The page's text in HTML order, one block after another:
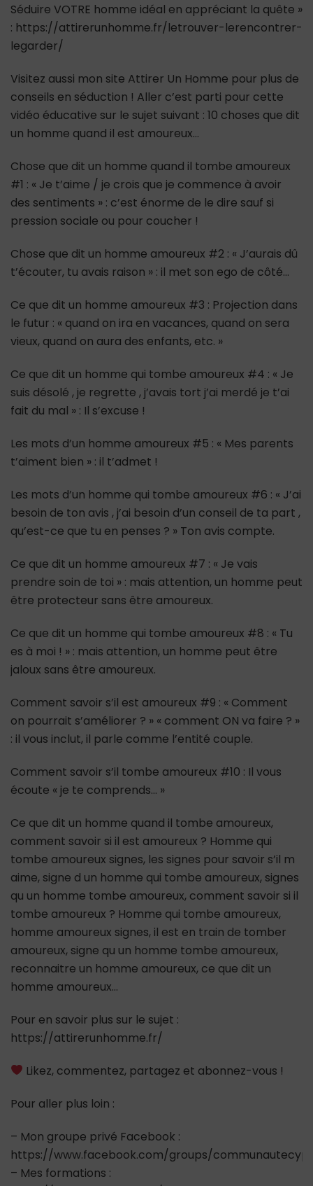
Séduire VOTRE homme idéal en appréciant la quête »
: https://attirerunhomme.fr/letrouver-lerencontrer-
legarder/
Visitez aussi mon site Attirer Un Homme pour plus de
conseils en séduction ! Aller c’est parti pour cette
vidéo éducative sur le sujet suivant : 10 choses que dit
un homme quand il est amoureux…
Chose que dit un homme quand il tombe amoureux
#1 : « Je t’aime / je crois que je commence à avoir
des sentiments » : c’est énorme de le dire sauf si
pression sociale ou pour coucher !
Chose que dit un homme amoureux #2 : « J’aurais dû
t’écouter, tu avais raison » : il met son ego de côté…
Ce que dit un homme amoureux #3 : Projection dans
le futur : « quand on ira en vacances, quand on sera
vieux, quand on aura des enfants, etc. »
Ce que dit un homme qui tombe amoureux #4 : « Je
suis désolé , je regrette , j’avais tort j’ai merdé je t’ai
fait du mal » : Il s’excuse !
Les mots d’un homme amoureux #5 : « Mes parents
t’aiment bien » : il t’admet !
Les mots d’un homme qui tombe amoureux #6 : « J’ai
besoin de ton avis , j’ai besoin d’un conseil de ta part ,
qu’est-ce que tu en penses ? » Ton avis compte.
Ce que dit un homme amoureux #7 : « Je vais
prendre soin de toi » : mais attention, un homme peut
être protecteur sans être amoureux.
Ce que dit un homme qui tombe amoureux #8 : « Tu
es à moi ! » : mais attention, un homme peut être
jaloux sans être amoureux.
Comment savoir s’il est amoureux #9 : « Comment
on pourrait s’améliorer ? » « comment ON va faire ? »
: il vous inclut, il parle comme l’entité couple.
Comment savoir s’il tombe amoureux #10 : Il vous
écoute « je te comprends… »
Ce que dit un homme quand il tombe amoureux,
comment savoir si il est amoureux ? Homme qui
tombe amoureux signes, les signes pour savoir s’il m
aime, signe d un homme qui tombe amoureux, signes
qu un homme tombe amoureux, comment savoir si il
tombe amoureux ? Homme qui tombe amoureux,
homme amoureux signes, il est en train de tomber
amoureux, signe qu un homme tombe amoureux,
reconnaitre un homme amoureux, ce que dit un
homme amoureux…
Pour en savoir plus sur le sujet :
https://attirerunhomme.fr/
Likez, commentez, partagez et abonnez-vous !
Pour aller plus loin :
– Mon groupe privé Facebook :
https://www.facebook.com/groups/
– Mes formations :